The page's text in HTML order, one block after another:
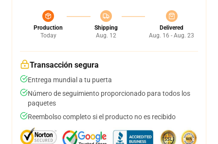
Production
Today
Shipping
Aug. 12
Delivered
Aug. 16 - Aug. 23
Transacción segura
Entrega mundial a tu puerta
Número de seguimiento proporcionado para todos los
paquetes
Reembolso completo si el producto no es recibido